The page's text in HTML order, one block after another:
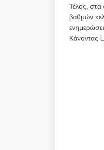
Τέλος, στα
βαθμών
Κάνοντας